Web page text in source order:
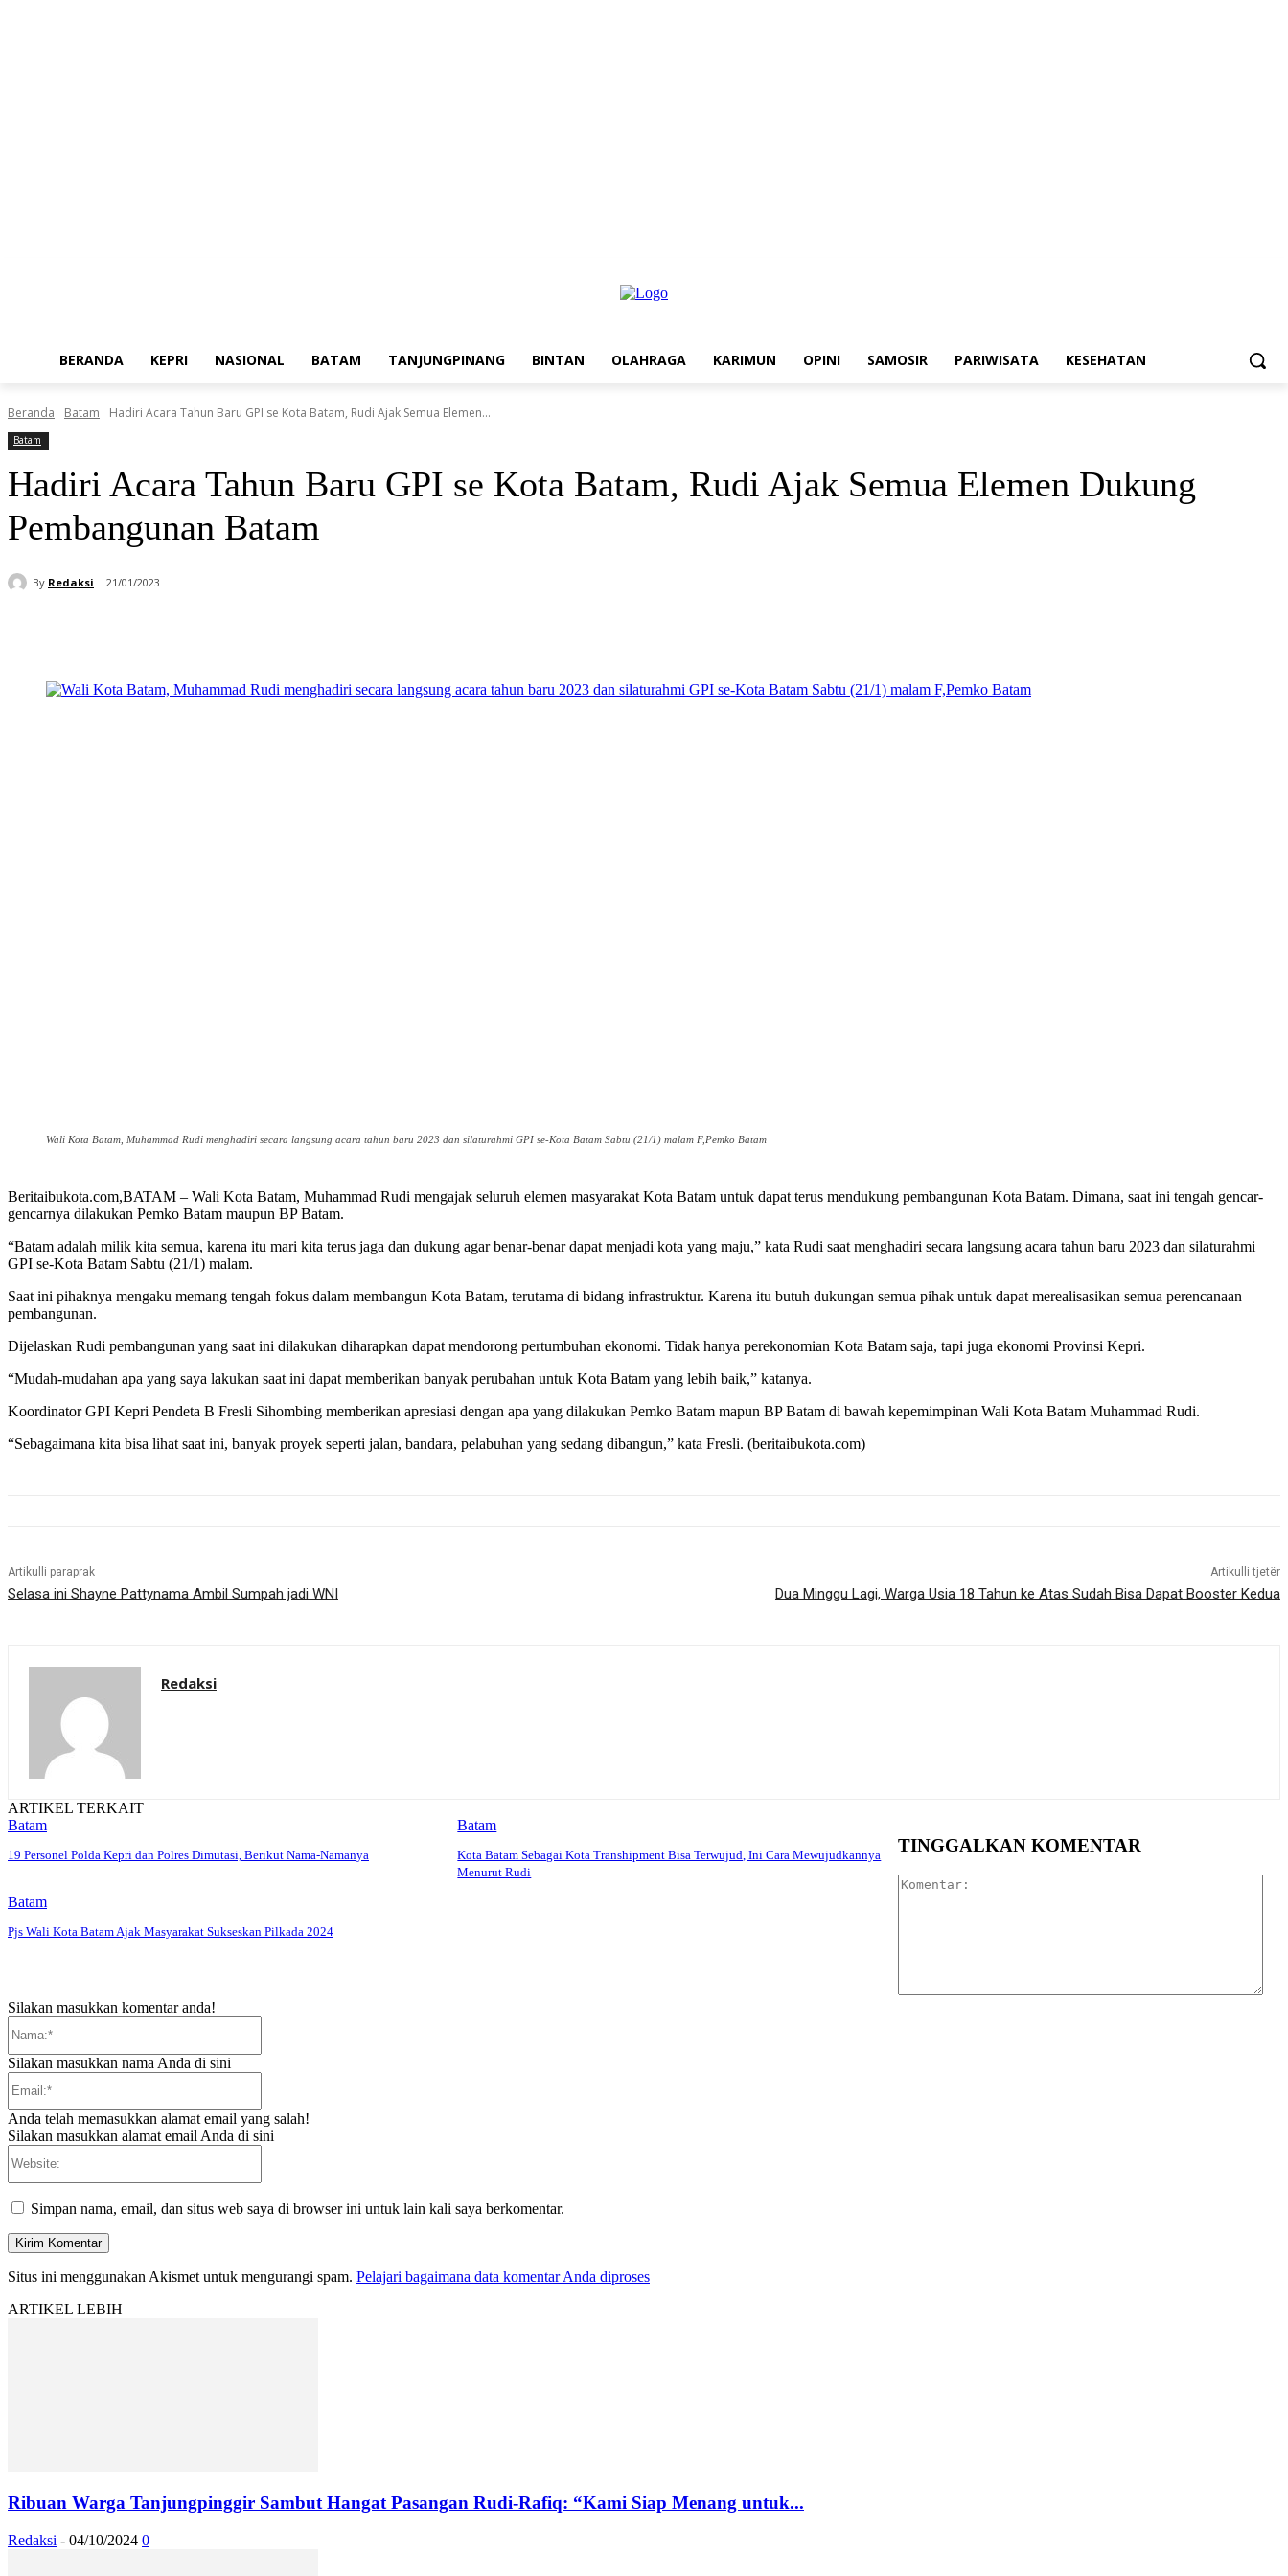
BERANDA KEPRI NASIONAL BATAM TANJUNGPINANG BINTAN OLAHRAGA KARIMUN OPINI SAMOSIR PARIWISATA KESEHATAN
Beranda Batam Hadiri Acara Tahun Baru GPI se Kota Batam, Rudi Ajak Semua Elemen...
Batam
Hadiri Acara Tahun Baru GPI se Kota Batam, Rudi Ajak Semua Elemen Dukung
Pembangunan Batam
By Redaksi 21/01/2023
Wali Kota Batam, Muhammad Rudi menghadiri secara langsung acara tahun baru 2023 dan silaturahmi GPI se-Kota Batam Sabtu (21/1) malam F,Pemko Batam
Beritaibukota.com,BATAM – Wali Kota Batam, Muhammad Rudi mengajak seluruh elemen masyarakat Kota Batam untuk dapat terus mendukung pembangunan Kota Batam. Dimana, saat ini tengah gencar-
gencarnya dilakukan Pemko Batam maupun BP Batam.
“Batam adalah milik kita semua, karena itu mari kita terus jaga dan dukung agar benar-benar dapat menjadi kota yang maju,” kata Rudi saat menghadiri secara langsung acara tahun baru 2023 dan silaturahmi
GPI se-Kota Batam Sabtu (21/1) malam.
Saat ini pihaknya mengaku memang tengah fokus dalam membangun Kota Batam, terutama di bidang infrastruktur. Karena itu butuh dukungan semua pihak untuk dapat merealisasikan semua perencanaan
pembangunan.
Dijelaskan Rudi pembangunan yang saat ini dilakukan diharapkan dapat mendorong pertumbuhan ekonomi. Tidak hanya perekonomian Kota Batam saja, tapi juga ekonomi Provinsi Kepri.
“Mudah-mudahan apa yang saya lakukan saat ini dapat memberikan banyak perubahan untuk Kota Batam yang lebih baik,” katanya.
Koordinator GPI Kepri Pendeta B Fresli Sihombing memberikan apresiasi dengan apa yang dilakukan Pemko Batam mapun BP Batam di bawah kepemimpinan Wali Kota Batam Muhammad Rudi.
“Sebagaimana kita bisa lihat saat ini, banyak proyek seperti jalan, bandara, pelabuhan yang sedang dibangun,” kata Fresli. (beritaibukota.com)
Artikulli paraprak
Selasa ini Shayne Pattynama Ambil Sumpah jadi WNI
Artikulli tjetër
Dua Minggu Lagi, Warga Usia 18 Tahun ke Atas Sudah Bisa Dapat Booster Kedua
Redaksi
ARTIKEL TERKAIT
Batam
19 Personel Polda Kepri dan Polres Dimutasi, Berikut Nama-Namanya
Batam
Kota Batam Sebagai Kota Transhipment Bisa Terwujud, Ini Cara Mewujudkannya
Menurut Rudi
Batam
Pjs Wali Kota Batam Ajak Masyarakat Sukseskan Pilkada 2024
TINGGALKAN KOMENTAR
Silakan masukkan komentar anda!
Silakan masukkan nama Anda di sini
Anda telah memasukkan alamat email yang salah!
Silakan masukkan alamat email Anda di sini
Simpan nama, email, dan situs web saya di browser ini untuk lain kali saya berkomentar.
Situs ini menggunakan Akismet untuk mengurangi spam. Pelajari bagaimana data komentar Anda diproses
ARTIKEL LEBIH
Ribuan Warga Tanjungpinggir Sambut Hangat Pasangan Rudi-Rafiq: “Kami Siap Menang untuk...
Redaksi - 04/10/2024 0